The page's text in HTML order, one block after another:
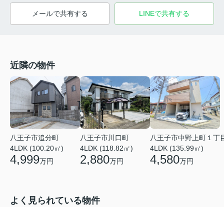
メールで共有する LINEで共有する
近隣の物件
八王子市追分町
4LDK (100.20㎡)
4,999万円
八王子市川口町
4LDK (118.82㎡)
2,880万円
八王子市中野上町１丁
4LDK (135.99㎡)
4,580万円
よく見られている物件